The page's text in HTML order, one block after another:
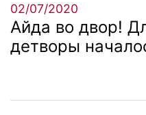
02/07/2020
Айда во двор!
детворы